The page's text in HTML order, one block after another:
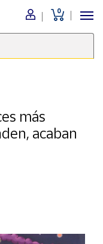
0
más
acaban